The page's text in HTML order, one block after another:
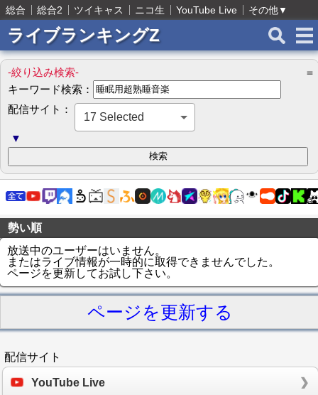
総合 総合2 ツイキャス ニコ生 YouTube Live その他▼
ライブランキングZ
-絞り込み検索-
＝
キーワード検索：
配信サイト：
17 Selected
▼
勢い順
放送中のユーザーはいません。
またはライブ情報が一時的に取得できませんでした。
ページを更新してお試し下さい。
ページを更新する
配信サイト
YouTube Live